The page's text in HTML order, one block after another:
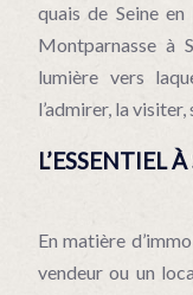
quais de Seine
Montparnasse à
lumière vers
l’admirer, la visiter,
L’ESSENTIEL
En matière
vendeur ou un